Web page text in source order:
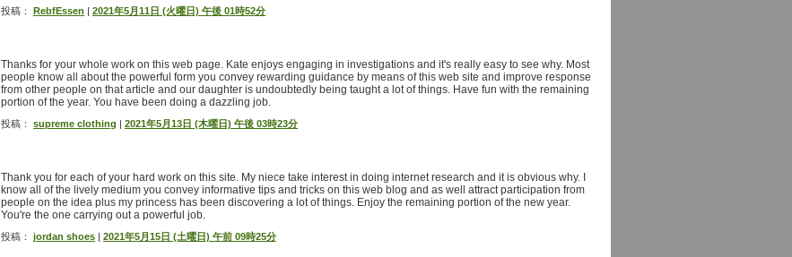
投稿： RebfEssen | 2021年5月11日 (火曜日) 午後 01時52分
Thanks for your whole work on this web page. Kate enjoys engaging in investigations and it's really easy to see why. Most
people know all about the powerful form you convey rewarding guidance by means of this web site and improve response
from other people on that article and our daughter is undoubtedly being taught a lot of things. Have fun with the remaining
portion of the year. You have been doing a dazzling job.
投稿： supreme clothing | 2021年5月13日 (木曜日) 午後 03時23分
Thank you for each of your hard work on this site. My niece take interest in doing internet research and it is obvious why. I
know all of the lively medium you convey informative tips and tricks on this web blog and as well attract participation from
people on the idea plus my princess has been discovering a lot of things. Enjoy the remaining portion of the new year.
You're the one carrying out a powerful job.
投稿： jordan shoes | 2021年5月15日 (土曜日) 午前 09時25分